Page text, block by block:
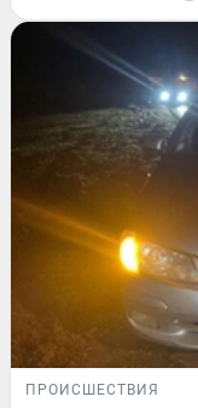
ПРОИСШЕСТВИЯ